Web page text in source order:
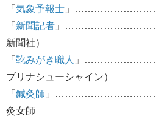
「 気象予報士 」
「 新聞記者 」
新聞社）
「 靴みがき職人 」
ブリナシューシャイン）
「 鍼灸師 」
灸女師